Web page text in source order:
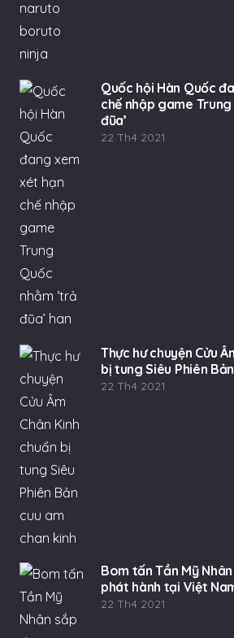
Quốc hội Hàn Quốc
chế nhập game
đũa’
22 Th4 2021
Thực hư chuyện Cửu
bị tung Siêu Phiên Bản
22 Th4 2021
Bom tấn Tần Mỹ
phát hành tại Việt
22 Th4 2021